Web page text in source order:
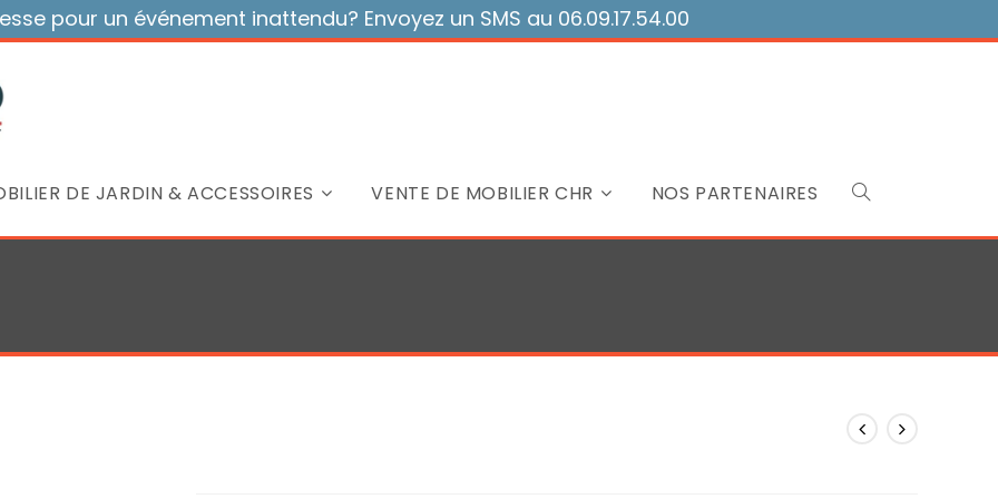
pour un événement inattendu? Envoyez un SMS au 06.09.17.54.00
DE JARDIN & ACCESSOIRES VENTE DE MOBILIER CHR NOS PARTENAIRES Toggle
search